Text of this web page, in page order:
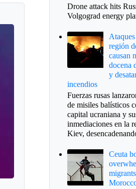
Drone attack hits
Volgograd energy
región
causan
docena
y
incendios
Fuerzas rusas
de misiles balísticos
capital ucraniana y
inmediaciones en la
Kiev,
Ceuta